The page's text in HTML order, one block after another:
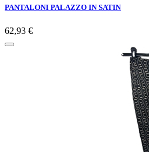
PANTALONI PALAZZO IN SATIN
62,93 €